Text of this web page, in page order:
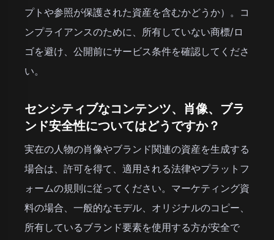
プトや参照が保護された資産を含むかどうか）。コ
ンプライアンスのために、所有していない商標/ロ
ゴを避け、公開前にサービス条件を確認してくださ
い。
センシティブなコンテンツ、肖像、ブラ
ンド安全性についてはどうですか？
実在の人物の肖像やブランド関連の資産を生成する
場合は、許可を得て、適用される法律やプラットフ
ォームの規則に従ってください。マーケティング資
料の場合、一般的なモデル、オリジナルのコピー、
所有しているブランド要素を使用する方が安全で